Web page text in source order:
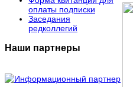
оплаты подписки
Заседания
редколлегий
Наши партнеры